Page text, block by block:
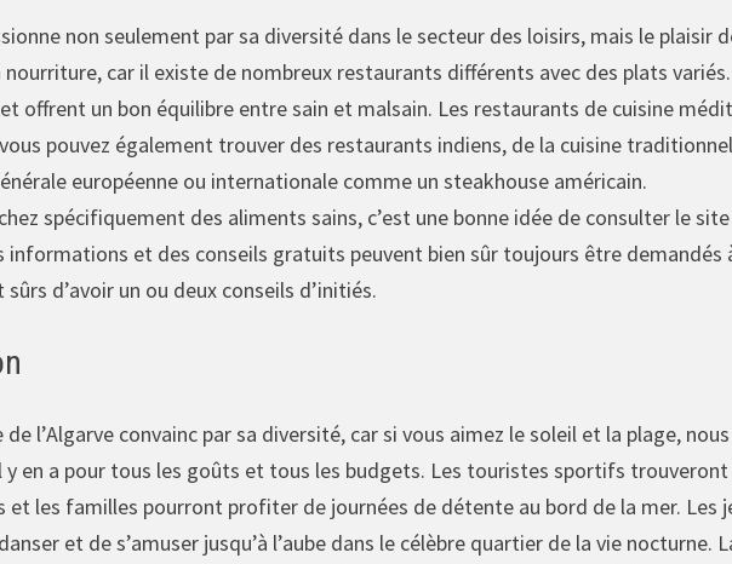
non seulement par sa diversité dans le secteur des loisirs, mais le plaisir
car il existe de nombreux restaurants différents avec des plats
offrent un bon équilibre entre sain et malsain. Les restaurants de cuisine
pouvez également trouver des restaurants indiens, de la cuisine
européenne ou internationale comme un steakhouse américain.
spécifiquement des aliments sains, c’est une bonne idée de consulter le
informations et des conseils gratuits peuvent bien sûr toujours être demandés
d’avoir un ou deux conseils d’initiés.
de l’Algarve convainc par sa diversité, car si vous aimez le soleil et la plage,
y en a pour tous les goûts et tous les budgets. Les touristes sportifs
les familles pourront profiter de journées de détente au bord de la mer. Les
et de s’amuser jusqu’à l’aube dans le célèbre quartier de la vie nocturne.